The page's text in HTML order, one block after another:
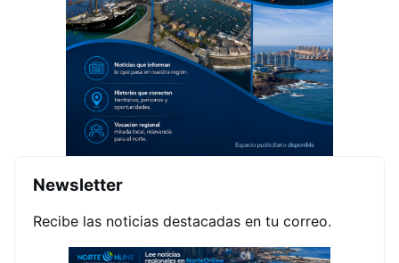
Newsletter
Recibe las noticias destacadas en tu correo.